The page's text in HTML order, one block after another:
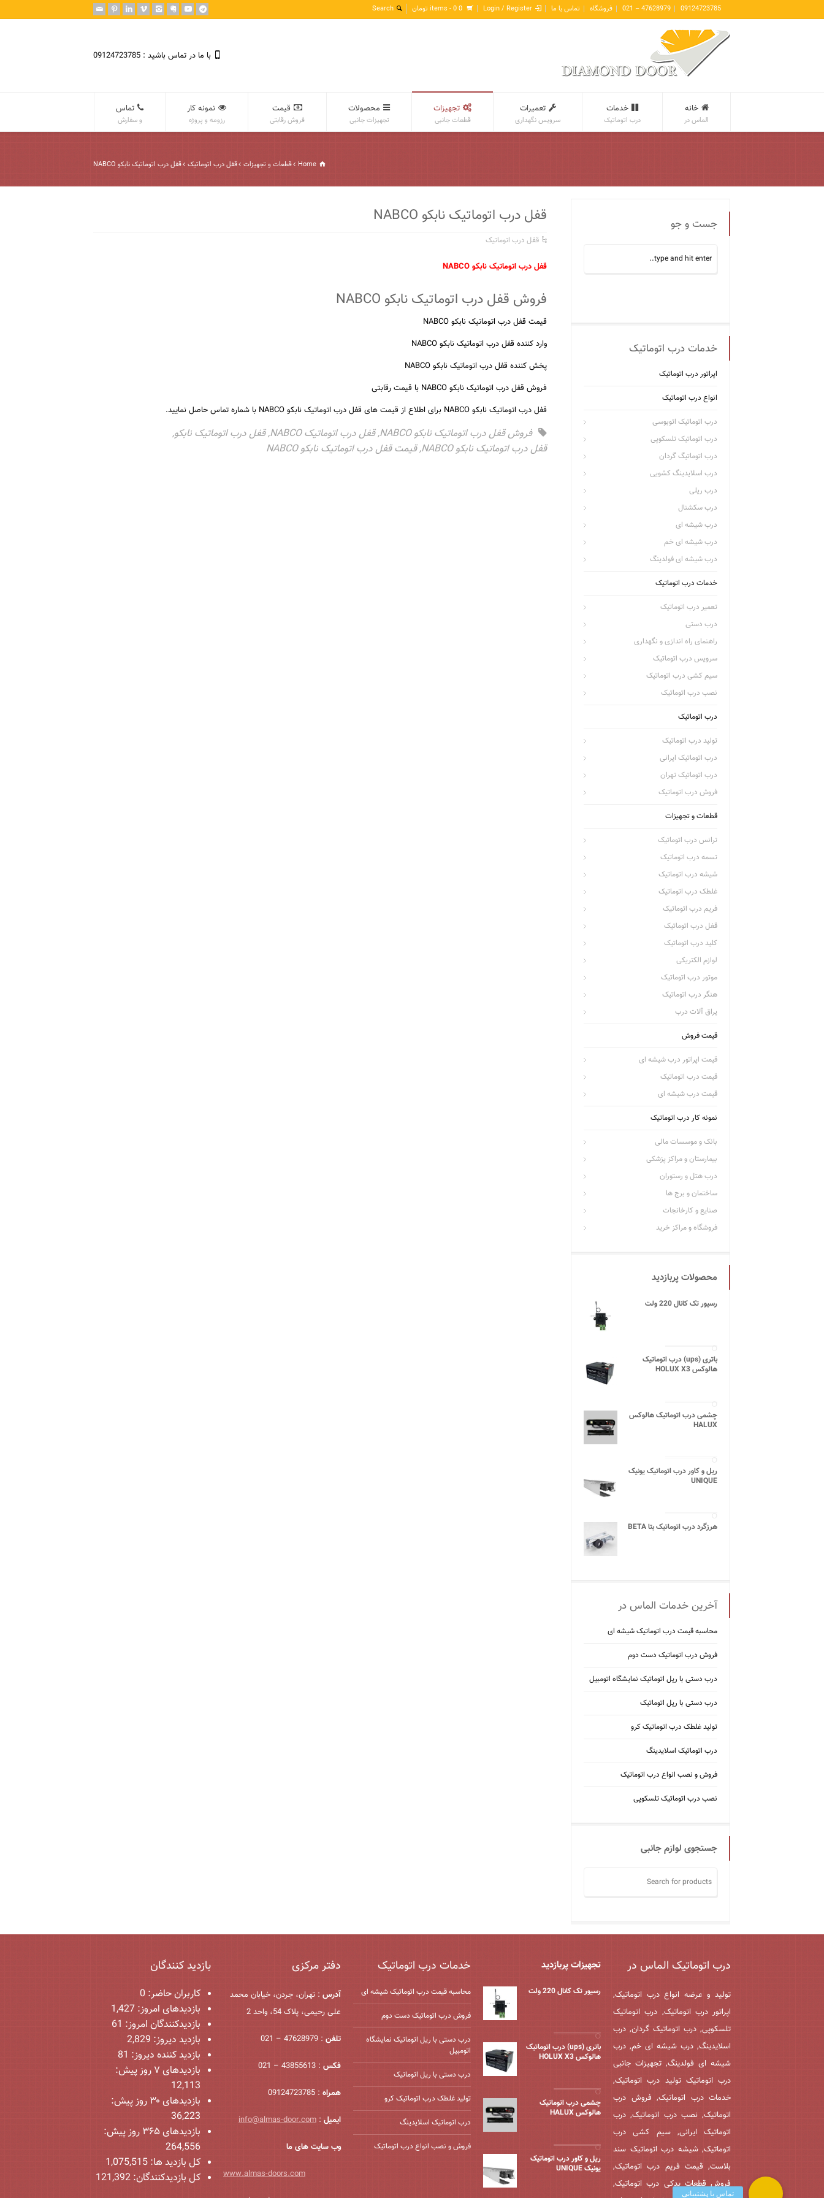
09124723785
47628979 – 021 فروشگاه تماس با ما Login / Register
0 items -
0 تومان
با ما در تماس باشید : 09124723785
خانه
الماس در
خدمات
درب اتوماتیک
تعمیرات
سرویس نگهداری
تجهیزات
قطعات جانبی
محصولات
تجهیزات جانبی
قیمت
فروش رقابتی
نمونه کار
رزومه و پروژه
تماس
و سفارش
Home قطعات و تجهیزات قفل درب اتوماتیک قفل درب اتوماتیک نابکو NABCO
قفل درب اتوماتیک نابکو NABCO
قفل درب اتوماتیک
قفل درب اتوماتیک نابکو NABCO
فروش قفل درب اتوماتیک نابکو NABCO
قیمت قفل درب اتوماتیک نابکو NABCO
وارد کننده قفل درب اتوماتیک نابکو NABCO
پخش کننده قفل درب اتوماتیک نابکو NABCO
فروش قفل درب اتوماتیک نابکو NABCO با قیمت رقابتی
قفل درب اتوماتیک نابکو NABCO برای اطلاع از قیمت های قفل درب اتوماتیک نابکو NABCO با شماره تماس حاصل نمایید.
فروش قفل درب اتوماتیک نابکو NABCO ,قفل درب اتوماتیک NABCO ,قفل درب اتوماتیک نابکو,
قفل درب اتوماتیک نابکو NABCO
,قیمت قفل درب اتوماتیک نابکو NABCO
جست و جو
خدمات درب اتوماتیک
اپراتور درب اتوماتیک
انواع درب اتوماتیک
درب اتوماتیک اتوبوسی
درب اتوماتیک تلسکوپی
درب اتوماتیگ گردان
درب اسلایدینگ کشویی
درب ریلی
درب سکشنال
درب شیشه ای
درب شیشه ای خم
درب شیشه ای فولدینگ
خدمات درب اتوماتیک
تعمیر درب اتوماتیک
درب دستی
راهنمای راه اندازی و نگهداری
سرویس درب اتوماتیک
سیم کشی درب اتوماتیک
نصب درب اتوماتیک
درب اتوماتیک
تولید درب اتوماتیک
درب اتوماتیک ایرانی
درب اتوماتیک تهران
فروش درب اتوماتیک
قطعات و تجهیزات
ترانس درب اتوماتیک
تسمه درب اتوماتیک
شیشه درب اتوماتیک
غلطک درب اتوماتیک
فریم درب اتوماتیک
قفل درب اتوماتیک
کلید درب اتوماتیک
لوازم الکتریکی
موتور درب اتوماتیک
هنگر درب اتوماتیک
یراق آلات درب
قیمت فروش
قیمت اپراتور درب شیشه ای
قیمت درب اتوماتیک
قیمت درب شیشه ای
نمونه کار درب اتوماتیک
بانک و موسسات مالی
بیمارستان و مراکز پزشکی
درب هتل و رستوران
ساختمان و برج ها
صنایع و کارخانجات
فروشگاه و مراکز خرید
محصولات پربازدید
رسیور تک کانال 220 ولت
باتری (ups) درب اتوماتیک
هالوکس HOLUX X3
چشمی درب اتوماتیک هالوکس
HALUX
ریل و کاور درب اتوماتیک یونیک
UNIQUE
هرزگرد درب اتوماتیک بتا BETA
آخرین خدمات الماس در
محاسبه قیمت درب اتوماتیک شیشه ‌ای
فروش درب اتوماتیک دست دوم
درب دستی با ریل اتوماتیک نمایشگاه اتومبیل
درب دستی با ریل اتوماتیک
تولید غلطک درب اتوماتیک کرو
درب اتوماتیک اسلایدینگ
فروش و نصب انواع درب اتوماتیک
نصب درب اتوماتیک تلسکوپی
جستجوی لوازم جانبی
درب اتوماتیک الماس در
تولید و عرضه انواع درب اتوماتیک,
اپراتور درب اتوماتیک, درب اتوماتیک
تلسکوپی, درب اتوماتیک گردان, درب
اسلایدینگ, درب شیشه ای خم, درب
شیشه ای فولدینگ, تجهیزات جانبی
درب اتوماتیک تولید درب اتوماتیک,
خدمات درب اتوماتیک, فروش درب
اتوماتیک, نصب درب اتوماتیک, درب
اتوماتیک ایرانی, سیم کشی درب
اتوماتیک, شیشه درب اتوماتیک سند
بلاست, قیمت فریم درب اتوماتیک,
فروش قطعات یدکی درب اتوماتیک,
تجهیزات پربازدید
رسیور تک کانال 220 ولت
باتری (ups) درب اتوماتیک
هالوکس HOLUX X3
چشمی درب اتوماتیک
هالوکس HALUX
ریل و کاور درب اتوماتیک
یونیک UNIQUE
خدمات درب اتوماتیک
محاسبه قیمت درب اتوماتیک شیشه ‌ای
فروش درب اتوماتیک دست دوم
درب دستی با ریل اتوماتیک نمایشگاه
اتومبیل
درب دستی با ریل اتوماتیک
تولید غلطک درب اتوماتیک کرو
درب اتوماتیک اسلایدینگ
فروش و نصب انواع درب اتوماتیک
دفتر مرکزی
آدرس : تهران، جردن، خیابان محمد
علی رحیمی، پلاک 54، واحد 2
تلفن : 47628979 – 021
فکس : 43855613 – 021
همراه : 09124723785
ایمیل :
info@almas-door.com
وب سایت های ما
www.almas-doors.com
بازدید کنندگان
کاربران حاضر: 0
بازدیدهای امروز: 1,427
بازدیدکنندگان امروز: 61
بازدید دیروز: 2,829
بازدید کننده دیروز: 81
بازدیدهای ۷ روز پیش:
12,113
بازدیدهای ۳۰ روز پیش:
36,223
بازدیدهای ۳۶۵ روز پیش:
264,556
کل بازدید ها: 1,075,515
کل بازدیدکنند‌گان: 121,392